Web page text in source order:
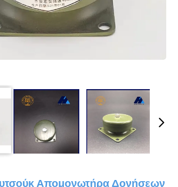
Απομονωτήρα Δονήσεων